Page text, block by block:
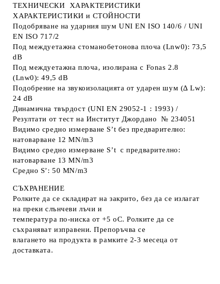
ТЕХНИЧЕСКИ ХАРАКТЕРИСТИКИ
ХАРАКТЕРИСТИКИ и СТОЙНОСТИ
Подобряване на ударния шум UNI EN ISO 140/6 / UNI
EN ISO 717/2
Под междуетажна стоманобетонова плоча (Lnw0): 73,5
dB
Под междуетажна плоча, изолирана с Fonas 2.8
(Lnw0): 49,5 dB
Подобрение на звукоизолацията от ударен шум (∆ Lw):
24 dB
Динамична твърдост (UNI EN 29052-1 : 1993) /
Резултати от тест на Институт Джордано № 234051
Видимо средно измерване S’t без предварително:
натоварване 12 MN/m3
Видимо средно измерване S’t с предварително:
натоварване 13 MN/m3
Средно S’: 50 MN/m3
СЪХРАНЕНИЕ
Ролките да се складират на закрито, без да се излагат
на преки слънчеви лъчи и
температура по-ниска от +5 оС. Ролките да се
съхраняват изправени. Препоръчва се
влагането на продукта в рамките 2-3 месеца от
доставката.